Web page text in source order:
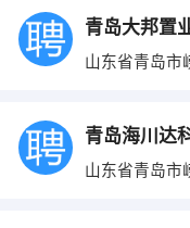
青岛大邦置
山东省青岛市
青岛海川达
山东省青岛市